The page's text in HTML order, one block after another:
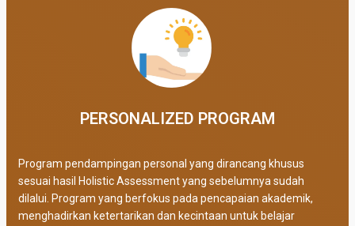
PERSONALIZED PROGRAM​
Program pendampingan personal yang dirancang khusus
sesuai hasil Holistic Assessment yang sebelumnya sudah
dilalui. Program yang berfokus pada pencapaian akademik,
menghadirkan ketertarikan dan kecintaan untuk belajar